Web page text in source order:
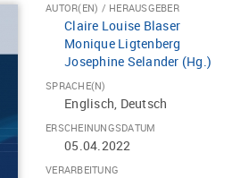
AUTOR(EN) / HERAUSGEBER
Claire Louise Blaser
Monique Ligtenberg
Josephine Selander (Hg.)
SPRACHE(N)
Englisch, Deutsch
ERSCHEINUNGSDATUM
05.04.2022
VERARBEITUNG